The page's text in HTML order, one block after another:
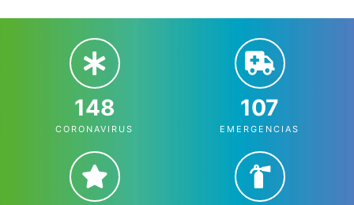
148
CORONAVIRUS
107
EMERGENCIAS